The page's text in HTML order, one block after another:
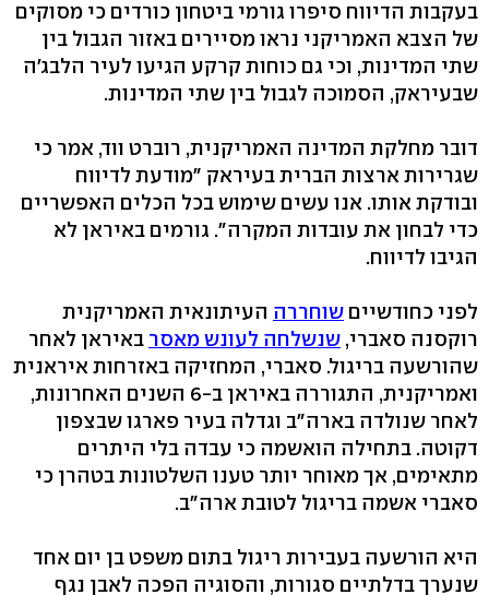
בעקבות הדיווח סיפרו גורמי ביטחון כורדים כי מסוקים
של הצבא האמריקני נראו מסיירים באזור הגבול בין
שתי המדינות, וכי גם כוחות קרקע הגיעו לעיר הלבג'ה
שבעיראק, הסמוכה לגבול בין שתי המדינות.
דובר מחלקת המדינה האמריקנית, רוברט ווד, אמר כי
שגרירות ארצות הברית בעיראק "מודעת לדיווח
ובודקת אותו. אנו עשים שימוש בכל הכלים האפשריים
כדי לבחון את עובדות המקרה". גורמים באיראן לא
הגיבו לדיווח.
לפני כחודשיים שוחררה העיתונאית האמריקנית
רוקסנה סאברי, שנשלחה לעונש מאסר באיראן לאחר
שהורשעה בריגול. סאברי, המחזיקה באזרחות איראנית
ואמריקנית, התגוררה באיראן ב-6 השנים האחרונות,
לאחר שנולדה בארה"ב וגדלה בעיר פארגו שבצפון
דקוטה. בתחילה הואשמה כי עבדה בלי היתרים
מתאימים, אך מאוחר יותר טענו השלטונות בטהרן כי
סאברי אשמה בריגול לטובת ארה"ב.
היא הורשעה בעבירות ריגול בתום משפט בן יום אחד
שנערך בדלתיים סגורות, והסוגיה הפכה לאבן נגף